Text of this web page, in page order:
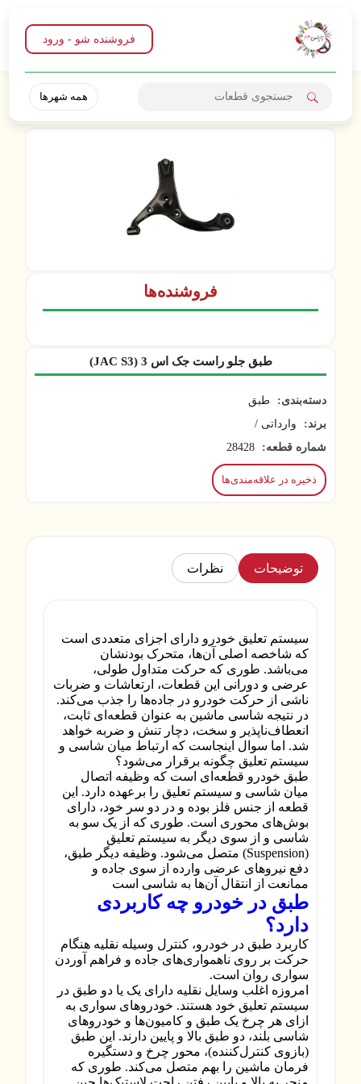
فروشنده شو - ورود
همه شهرها
طبق جلو راست جک اس 3 (JAC S3)
دسته‌بندی:
طبق
برند:
وارداتی /
شماره قطعه:
28428
ذخیره در علاقه‌مندی‌ها
فروشنده‌ها
توضیحات نظرات
سیستم تعلیق خودرو دارای اجزای متعددی است
که شاخصه اصلی آن‌ها، متحرک بودنشان
می‌باشد. طوری که حرکت متداول طولی،
عرضی و دورانی این قطعات، ارتعاشات و ضربات
ناشی از حرکت خودرو در جاده‌ها را جذب می‌کند.
در نتیجه شاسی ماشین به عنوان قطعه‌ای ثابت،
انعطاف‌ناپذیر و سخت، دچار تنش و ضربه خواهد
شد. اما سوال اینجاست که ارتباط میان شاسی و
سیستم تعلیق چگونه برقرار می‌شود؟
طبق خودرو قطعه‌ای است که وظیفه اتصال
میان شاسی و سیستم تعلیق را برعهده دارد. این
قطعه از جنس فلز بوده و در دو سر خود، دارای
بوش‌های محوری است. طوری که از یک سو به
شاسی و از سوی دیگر به سیستم تعلیق
(Suspension) متصل می‌شود. وظیفه دیگر طبق،
دفع نیروهای عرضی وارده از سوی جاده و
ممانعت از انتقال آن‌ها به شاسی است
طبق در خودرو چه کاربردی
دارد؟
کاربرد طبق در خودرو، کنترل وسیله نقلیه هنگام
حرکت بر روی ناهمواری‌های جاده و فراهم آوردن
سواری روان است.
امروزه اغلب وسایل نقلیه دارای یک یا دو طبق در
سیستم تعلیق خود هستند. خودروهای سواری به
ازای هر چرخ یک طبق و کامیون‌ها و خودروهای
شاسی بلند، دو طبق بالا و پایین دارند. این طبق
(بازوی کنترل‌کننده)، محور چرخ و دستگیره
فرمان ماشین را بهم متصل می‌کند. طوری که